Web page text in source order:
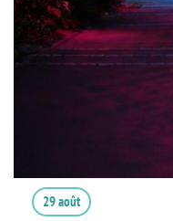
29 août